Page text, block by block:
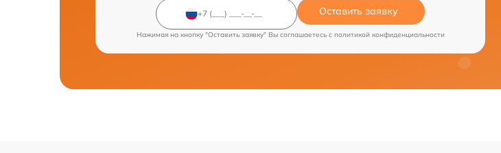
Оставить заявку
Нажимая на кнопку "Оставить заявку" Вы соглашаетесь c политикой конфиденциальности